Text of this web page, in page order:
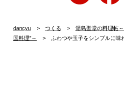
dancyu つくる
湯島聖堂の料理帖
国料理”～
ふわつや玉子をシンプルに味